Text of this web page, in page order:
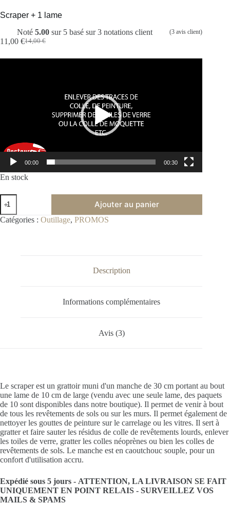
Scraper + 1 lame
Noté5.00 sur 5 basé sur3 notations client (3 avis client)
14,00€
11,00 €
00:00 00:30
En stock
Ajouter au panier
A
Catégories : Outillage, PROMOS
Description
Informations complémentaires
Avis (3)
Le scraper est un grattoir muni d'un manche de 30 cm portant au bout
une lame de 10 cm de large (vendu avec une seule lame, des paquets
de 10 sont disponibles dans notre boutique). Il permet de venir à bout
de tous les revêtements de sols ou sur les murs. Il permet également de
nettoyer les gouttes de peinture sur le carrelage ou les vitres. Il sert à
gratter et faire sauter les résidus de colle de revêtements lourds, enlever
les toiles de verre, gratter les colles néoprènes ou bien les colles de
revêtements de sols. Le manche est en caoutchouc souple, pour un
confort d'utilisation accru.
Expédié sous 5 jours - ATTENTION, LA LIVRAISON SE FAIT
UNIQUEMENT EN POINT RELAIS - SURVEILLEZ VOS
MAILS & SPAMS